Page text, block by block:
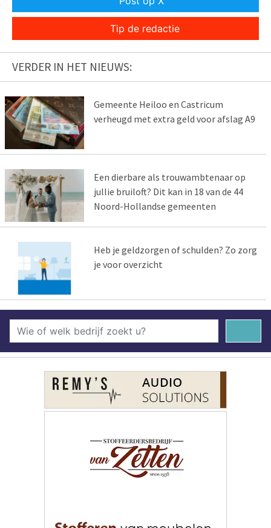
Tip de redactie
VERDER IN HET NIEUWS:
Gemeente Heiloo en Castricum
verheugd met extra geld voor afslag A9
Een dierbare als trouwambtenaar op
jullie bruiloft? Dit kan in 18 van de 44
Noord-Hollandse gemeenten
Heb je geldzorgen of schulden? Zo zorg
je voor overzicht